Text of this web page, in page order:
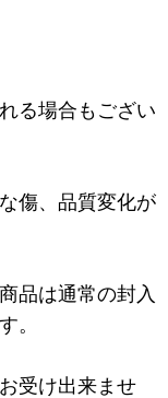
る場合もござい
傷、品質変化が
品は通常の封入
。
受け出来ませ